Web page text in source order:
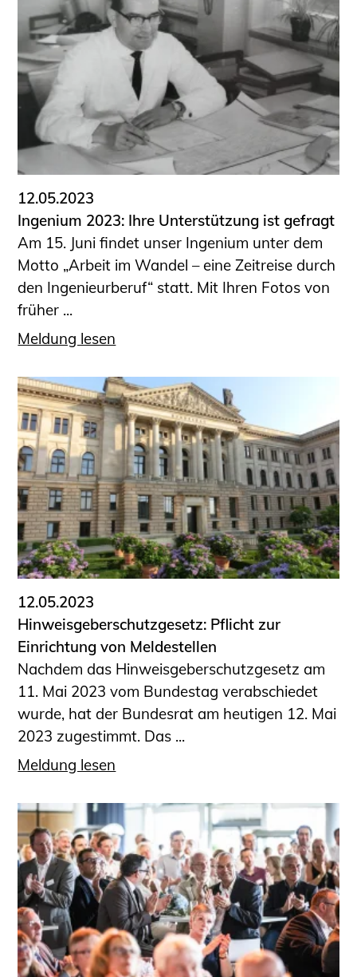
12.05.2023
Ingenium 2023: Ihre Unterstützung ist gefragt
Am 15. Juni findet unser Ingenium unter dem
Motto „Arbeit im Wandel – eine Zeitreise durch
den Ingenieurberuf“ statt. Mit Ihren Fotos von
früher ...
Meldung lesen
12.05.2023
Hinweisgeberschutzgesetz: Pflicht zur
Einrichtung von Meldestellen
Nachdem das Hinweisgeberschutzgesetz am
11. Mai 2023 vom Bundestag verabschiedet
wurde, hat der Bundesrat am heutigen 12. Mai
2023 zugestimmt. Das ...
Meldung lesen